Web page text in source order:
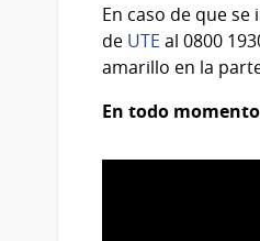
En caso de que
de UTE al 0800
amarillo en la
En todo